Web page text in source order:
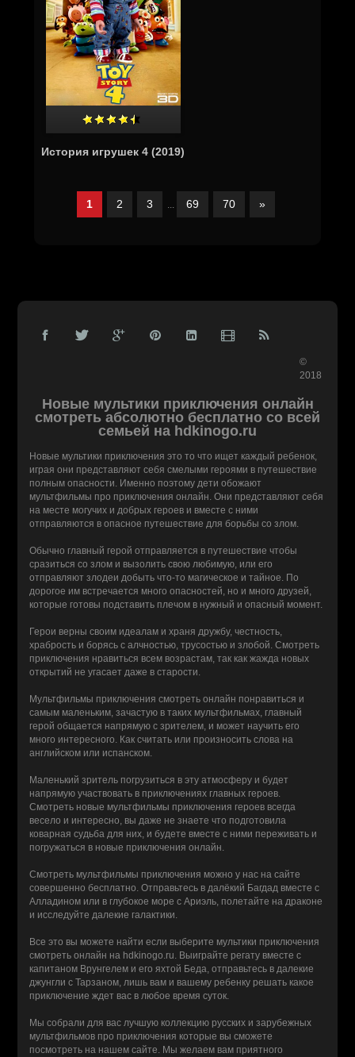
История игрушек 4 (2019)
1 2 3 ... 69 70 »
©
2018
Новые мультики приключения онлайн
смотреть абсолютно бесплатно со всей
семьей на hdkinogo.ru
Новые мультики приключения это то что ищет каждый ребенок,
играя они представляют себя смелыми героями в путешествие
полным опасности. Именно поэтому дети обожают
мультфильмы про приключения онлайн. Они представляют себя
на месте могучих и добрых героев и вместе с ними
отправляются в опасное путешествие для борьбы со злом.
Обычно главный герой отправляется в путешествие чтобы
сразиться со злом и вызолить свою любимую, или его
отправляют злодеи добыть что-то магическое и тайное. По
дорогое им встречается много опасностей, но и много друзей,
которые готовы подставить плечом в нужный и опасный момент.
Герои верны своим идеалам и храня дружбу, честность,
храбрость и борясь с алчностью, трусостью и злобой. Смотреть
приключения нравиться всем возрастам, так как жажда новых
открытий не угасает даже в старости.
Мультфильмы приключения смотреть онлайн понравиться и
самым маленьким, зачастую в таких мультфильмах, главный
герой общается напрямую с зрителем, и может научить его
много интересного. Как считать или произносить слова на
английском или испанском.
Маленький зритель погрузиться в эту атмосферу и будет
напрямую участвовать в приключениях главных героев.
Смотреть новые мультфильмы приключения героев всегда
весело и интересно, вы даже не знаете что подготовила
коварная судьба для них, и будете вместе с ними переживать и
погружаться в новые приключения онлайн.
Смотреть мультфильмы приключения можно у нас на сайте
совершенно бесплатно. Отправьтесь в далёкий Багдад вместе с
Алладином или в глубокое море с Ариэль, полетайте на драконе
и исследуйте далекие галактики.
Все это вы можете найти если выберите мультики приключения
смотреть онлайн на hdkinogo.ru. Выиграйте регату вместе с
капитаном Врунгелем и его яхтой Беда, отправьтесь в далекие
джунгли с Тарзаном, лишь вам и вашему ребенку решать какое
приключение ждет вас в любое время суток.
Мы собрали для вас лучшую коллекцию русских и зарубежных
мультфильмов про приключения которые вы сможете
посмотреть на нашем сайте. Мы желаем вам приятного